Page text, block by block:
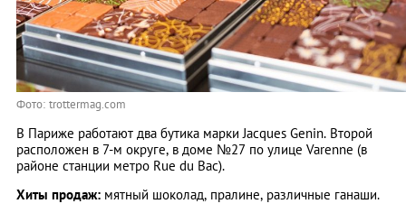
Фото: trottermag.com
В Париже работают два бутика марки Jacques Genin. Второй
расположен в 7-м округе, в доме №27 по улице Varenne (в
районе станции метро Rue du Bac).
Хиты продаж: мятный шоколад, пралине, различные ганаши.